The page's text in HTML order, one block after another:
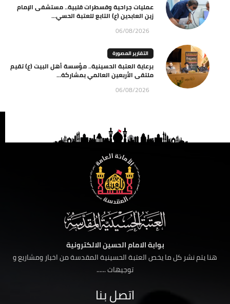
عمليات جراحية وقسطرات قلبية.. مستشفى الإمام
زين العابدين (ع) التابع للعتبة الحسي...
06/08/2026
التقارير المصورة
برعاية العتبة الحسينية.. مؤسسة أهل البيت (ع) تقيم
ملتقى الأربعين العالمي بمشاركة...
06/08/2026
بوابة الامام الحسين الالكترونية
هنا يتم نشر كل ما يخص العتبة الحسينية المقدسة من اخبار ومشاريع و
توجيهات ......
اتصل بنا